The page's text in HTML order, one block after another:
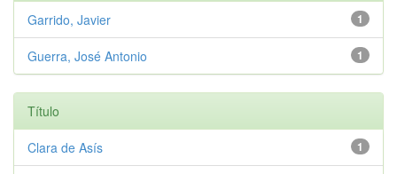
1
Garrido, Javier
1
Guerra, José Antonio
Título
1
Clara de Asís